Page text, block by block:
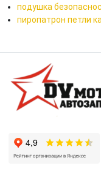
подушка
пиропатрон петли